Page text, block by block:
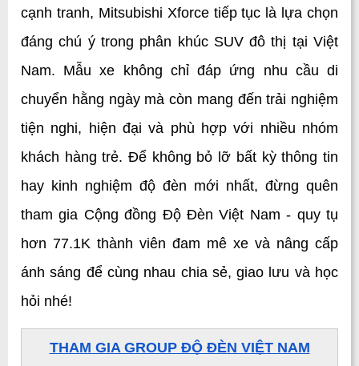
cạnh tranh, Mitsubishi Xforce tiếp tục là lựa chọn
đáng chú ý trong phân khúc SUV đô thị tại Việt
Nam. Mẫu xe không chỉ đáp ứng nhu cầu di
chuyển hằng ngày mà còn mang đến trải nghiệm
tiện nghi, hiện đại và phù hợp với nhiều nhóm
khách hàng trẻ. Để không bỏ lỡ bất kỳ thông tin
hay kinh nghiệm độ đèn mới nhất, đừng quên
tham gia Cộng đồng Độ Đèn Việt Nam - quy tụ
hơn 77.1K thành viên đam mê xe và nâng cấp
ánh sáng để cùng nhau chia sẻ, giao lưu và học
hỏi nhé!
THAM GIA GROUP ĐỘ ĐÈN VIỆT NAM